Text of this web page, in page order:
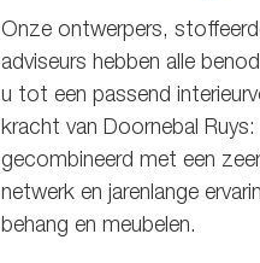
Onze ontwerpers,
adviseurs hebben alle
u tot een passend
kracht van Doornebal
gecombineerd met een
netwerk en jarenlange
behang en meubelen.